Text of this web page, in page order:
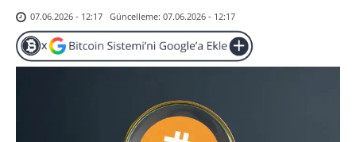
07.06.2026 - 12:17 Güncelleme: 07.06.2026 - 12:17